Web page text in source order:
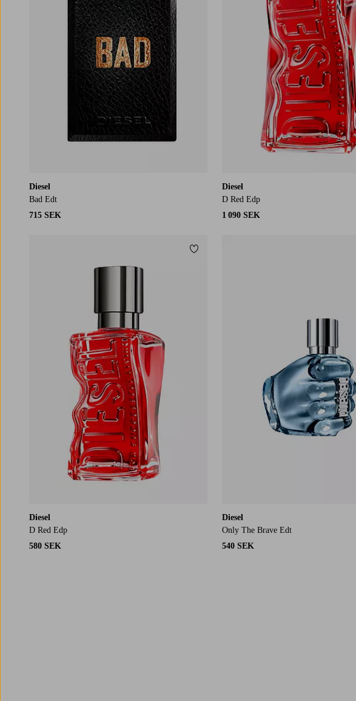
Diesel
Bad Edt
715 SEK
Diesel
D Red Edp
1 090 SEK
Diesel
D Red Edp
580 SEK
Lägg till i favoriter
Diesel
Only The Brave Edt
540 SEK